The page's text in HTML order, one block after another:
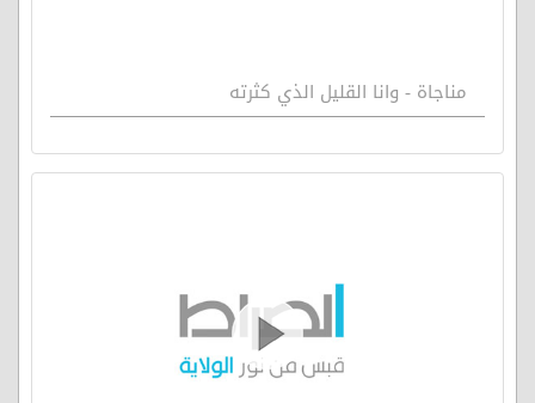
مناجاة - وانا القليل الذي كثرته